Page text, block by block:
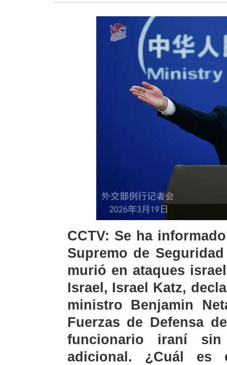
CCTV: Se ha
Supremo de
murió en ataques
Israel, Israel Katz,
ministro Benjamin
Fuerzas de Defensa
funcionario iraní sin
adicional. ¿Cuál es